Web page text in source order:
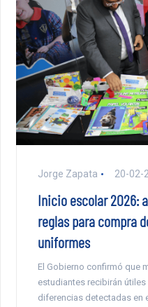
Jorge Zapata 20-02-
Inicio escolar 2026:
reglas para compra
uniformes
El Gobierno confirmó que
estudiantes recibirán
diferencias detectadas en